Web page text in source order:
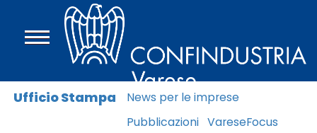
Ufficio Stampa
News per le imprese
Pubblicazioni VareseFocus